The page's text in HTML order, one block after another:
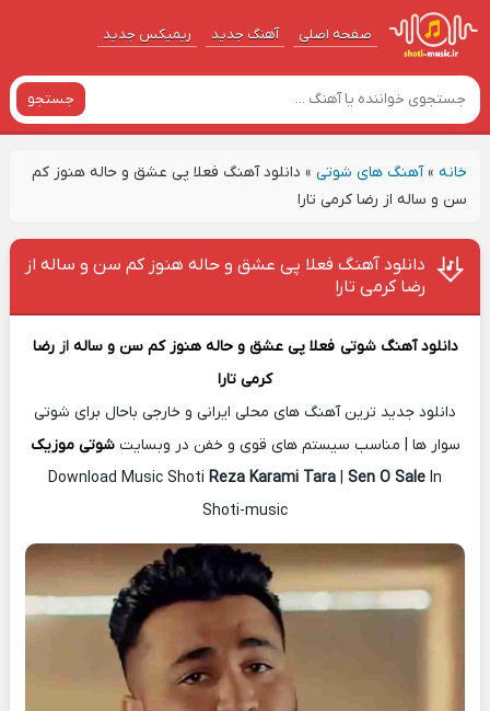
صفحه اصلی آهنگ‌ جدید ریمیکس جدید
جستجو
خانه»آهنگ های شوتی» دانلود آهنگ فعلا پی عشق و حاله هنوز کم
سن و ساله از رضا کرمی تارا
دانلود آهنگ فعلا پی عشق و حاله هنوز کم سن و ساله از
رضا کرمی تارا
دانلود آهنگ شوتی فعلا پی عشق و حاله هنوز کم سن و ساله ازرضا
کرمی تارا
دانلود جدید ترین آهنگ های محلی ایرانی و خارجی باحال برای شوتی
سوار ها | مناسب سیستم های قوی و خفن در وبسایتشوتی موزیک
Download Music Shoti Reza Karami Tara Sen O Sale In
Shoti-music